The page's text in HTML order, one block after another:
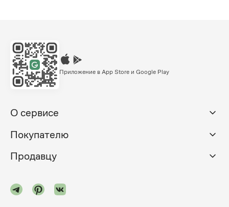
Приложение в App Store и Google Play
О сервисе
Покупателю
Продавцу